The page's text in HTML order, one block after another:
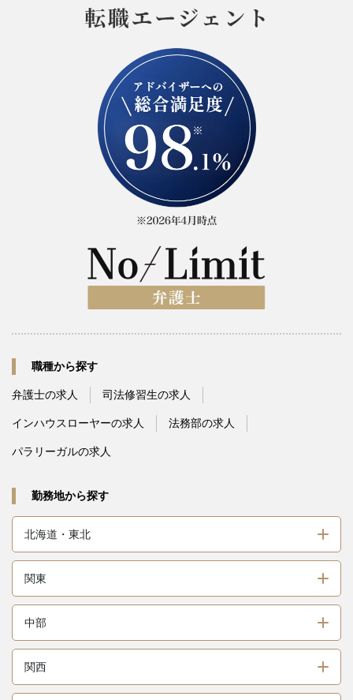
職種から探す
弁護士の求人 司法修習生の求人
インハウスローヤーの求人 法務部の求人
パラリーガルの求人
勤務地から探す
北海道・東北
関東
中部
関西